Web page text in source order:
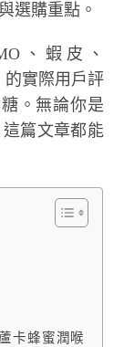
選購重點。
、蝦皮、
的實際用戶評
。無論你是
篇文章都能
卡蜂蜜潤喉